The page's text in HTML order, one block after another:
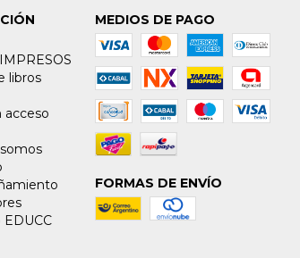
libros
acceso
EDUCC
MEDIOS DE PAGO
FORMAS DE ENVÍO